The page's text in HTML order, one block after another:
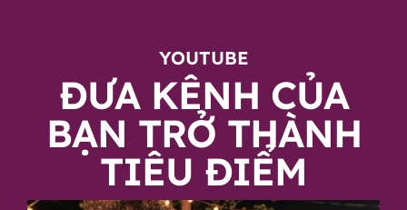
YOUTUBE
ĐƯA KÊNH CỦA
BẠN TRỞ THÀNH
TIÊU ĐIỂM